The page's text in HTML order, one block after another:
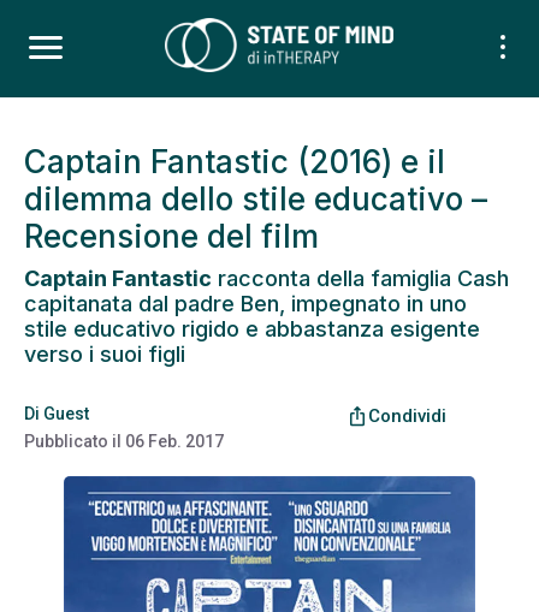
Captain Fantastic (2016) e il
dilemma dello stile educativo –
Recensione del film
Captain Fantastic racconta della famiglia Cash
capitanata dal padre Ben, impegnato in uno
stile educativo rigido e abbastanza esigente
verso i suoi figli
Di Guest
Pubblicato il 06 Feb. 2017
ios_share Condividi